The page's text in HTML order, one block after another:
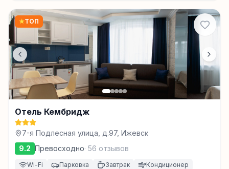
★ТОП
Отель Кембридж
7-я Подлесная улица, д.97, Ижевск
9.2 Превосходно· 56 отзывов
Wi-Fi Парковка Завтрак Кондиционер